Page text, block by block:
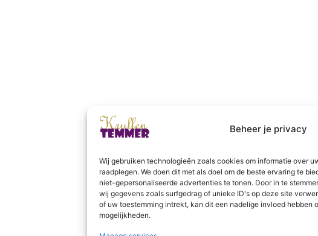
Beheer je privacy
Wij gebruiken technologieën zoals cookies om informatie over
raadplegen. We doen dit met als doel om de beste ervaring te
niet-gepersonaliseerde advertenties te tonen. Door in te
wij gegevens zoals surfgedrag of unieke ID's op deze site
of uw toestemming intrekt, kan dit een nadelige invloed hebben
mogelijkheden.